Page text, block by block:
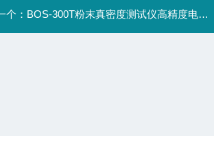
个： BOS-300T粉末真密度测试仪高精度电子密度比重计